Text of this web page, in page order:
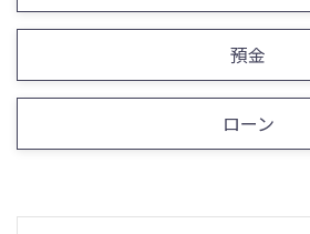
預金
ローン